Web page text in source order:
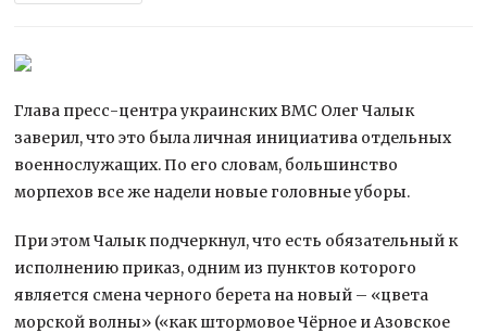
Глава пресс-центра украинских ВМС Олег Чалык
заверил, что это была личная инициатива отдельных
военнослужащих. По его словам, большинство
морпехов все же надели новые головные уборы.
При этом Чалык подчеркнул, что есть обязательный к
исполнению приказ, одним из пунктов которого
является смена черного берета на новый – «цвета
морской волны» («как штормовое Чёрное и Азовское